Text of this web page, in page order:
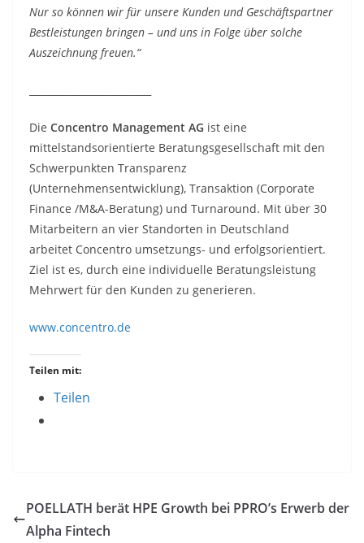
Nur so können wir für unsere Kunden und Geschäftspartner
Bestleistungen bringen – und uns in Folge über solche
Auszeichnung freuen.“
Die Concentro Management AG ist eine
mittelstandsorientierte Beratungsgesellschaft mit den
Schwerpunkten Transparenz
(Unternehmensentwicklung), Transaktion (Corporate
Finance /M&A-Beratung) und Turnaround. Mit über 30
Mitarbeitern an vier Standorten in Deutschland
arbeitet Concentro umsetzungs- und erfolgsorientiert.
Ziel ist es, durch eine individuelle Beratungsleistung
Mehrwert für den Kunden zu generieren.
www.concentro.de
Teilen mit:
Teilen
POELLATH berät HPE Growth bei PPRO’s Erwerb der
Alpha Fintech